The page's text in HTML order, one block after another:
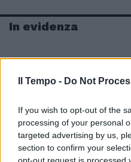
Il Tempo - Do Not
If you wish to opt-out of the
processing of your personal
targeted advertising by us,
section to confirm your
opt-out request is processed
In evidenza